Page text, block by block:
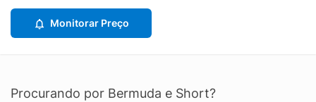
Monitorar Preço
Procurando por Bermuda e Short?